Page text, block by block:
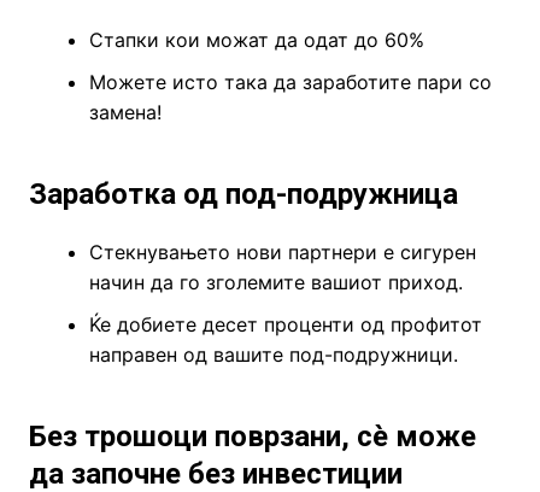
Стапки кои можат да одат до 60%
Можете исто така да заработите пари со
замена!
Заработка од под-подружница
Стекнувањето нови партнери е сигурен
начин да го зголемите вашиот приход.
Ќе добиете десет проценти од профитот
направен од вашите под-подружници.
Без трошоци поврзани, сè може
да започне без инвестиции